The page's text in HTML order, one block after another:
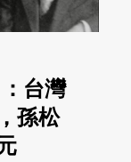
台灣
孫松